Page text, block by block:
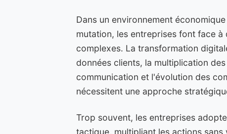
Dans un environnement
mutation, les entreprises font face à
complexes. La transformation
données clients, la multiplication
communication et l'évolution des
nécessitent une approche
Trop souvent, les entreprises
tactique, multipliant les actions sans